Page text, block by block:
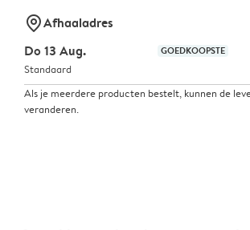
marker-pinAfhaaladres
Do 13 Aug.
GOEDKOOPSTE
Standaard
Als je meerdere producten bestelt, kunnen de
veranderen.